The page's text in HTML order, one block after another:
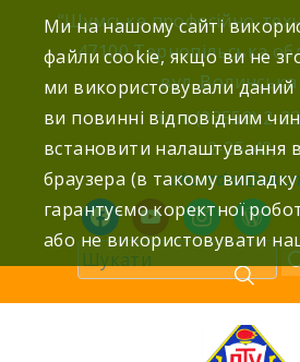
content
“Шумське професійно-
47100 Тернопільська
вул.
тел: (03558) 2-
2-25-42,
facebookyoutubeinstagram
Ми на нашому сайті
файли cookie, якщо ви не
ми використовували даний
ви повинні відповідним
встановити налаштування
браузера (в такому
гарантуємо коректної
або не використовувати